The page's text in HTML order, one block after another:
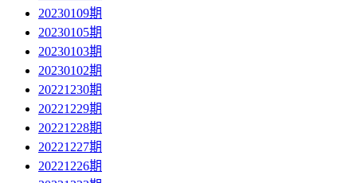
20230109期
20230105期
20230103期
20230102期
20221230期
20221229期
20221228期
20221227期
20221226期